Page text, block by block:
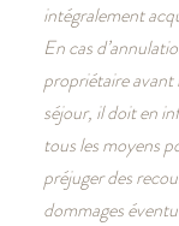
intégralement
En cas
propriétaire
séjour, il doit en
tous les moyens
préjuger des
dommages